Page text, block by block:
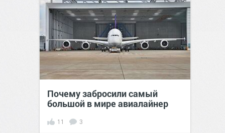
Почему забросили самый
большой в мире авиалайнер
11 3